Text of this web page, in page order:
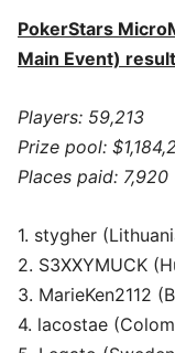
PokerStars
Main Event)
Players: 59,213
Prize pool:
Places paid: 7,920
1. stygher
2. S3XXYMUCK
3. MarieKen2112
4. lacostae